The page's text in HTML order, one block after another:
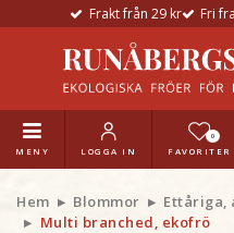
Frakt från 29 kr Fri
MENY LOGGA IN
0
FAVORITER
Hem Blommor Ettåriga,
Multi branched, ekofrö